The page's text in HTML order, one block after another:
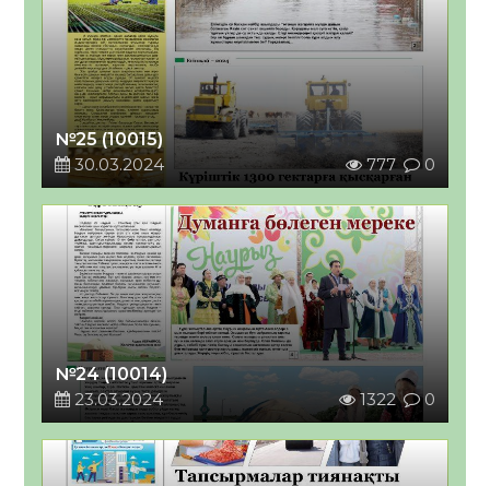
№25 (10015)
30.03.2024
777 0
№24 (10014)
23.03.2024
1322 0